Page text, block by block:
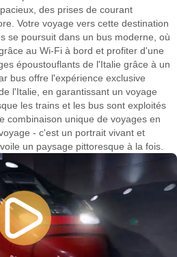
des prises de courant
Votre voyage vers cette destination
se poursuit dans un bus moderne, où
au Wi-Fi à bord et profiter d'une
époustouflants de l'Italie grâce à un
bus offre l'expérience exclusive
l'Italie, en garantissant un voyage
les trains et les bus sont exploités
combinaison unique de voyages en
- c'est un portrait vivant et
un paysage pittoresque à la fois.